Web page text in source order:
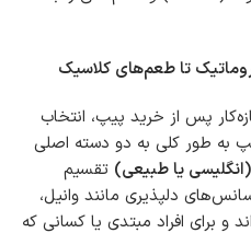
تا طعم‌های کلاسیک
پس از خرید پیپ، انتخاب
به طور کلی به دو دسته اصلی
یا طبیعی) تقسیم
دلپذیری مانند وانیل،
و برای افراد مبتدی یا کسانی که